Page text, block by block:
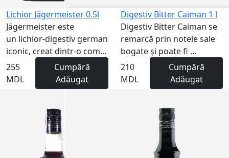
Lichior Jägermeister 0.5l
Jägermeister este
un lichior-digestiv german
iconic, creat dintr-o com...
255
MDL
Cumpără
Adăugat
Digestiv Bitter Caiman 1 l
Digestiv Bitter Caiman se
remarcă prin notele sale
bogate și poate fi ...
210
MDL
Cumpără
Adăugat